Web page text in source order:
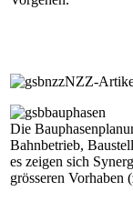
NZZ-
Die
Bahnbetrieb,
es zeigen sich
grösseren Vorhaben